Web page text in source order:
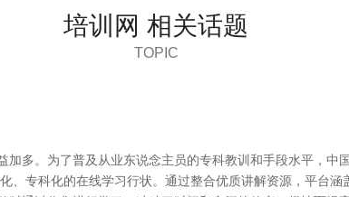
培训网 相关话题
TOPIC
多。为了普及从业东说念主员的专科教训和手段水平，中
、专科化的在线学习行状。通过整合优质讲解资源，平台